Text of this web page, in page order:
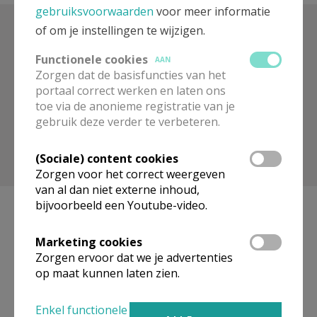
Zoek op trefwoord
Toon meer filters
Geen artikels gevonden.
Pagina's
gebruiksvoorwaarden voor meer informatie
of om je instellingen te wijzigen.
Functionele cookies
AAN
Zorgen dat de basisfuncties van het
portaal correct werken en laten ons
toe via de anonieme registratie van je
gebruik deze verder te verbeteren.
(Sociale) content cookies
Zorgen voor het correct weergeven
van al dan niet externe inhoud,
bijvoorbeeld een Youtube-video.
Marketing cookies
Zorgen ervoor dat we je advertenties
op maat kunnen laten zien.
Enkel functionele